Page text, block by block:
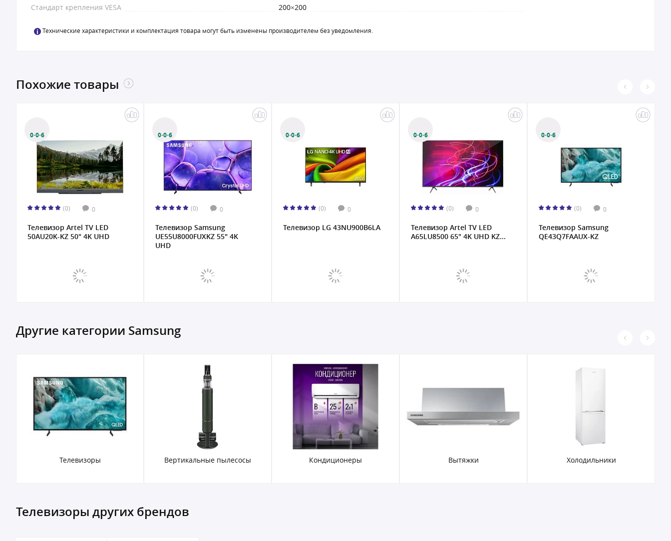
Стандарт крепления VESA
200×200
Технические характеристики и комплектация товара могут быть изменены производителем без уведомления.
Похожие товары
TV LED
4K UHD
Телевизор Samsung
UE55U8000FUXKZ 55" 4K
Телевизор LG 43NU900B6LA
Телевизор Artel TV LED
A65LU8500 65" 4K UHD KZ...
Телевизор Samsung
QE43Q7FAAUX-KZ
Телевизор Artel TV
43AU20H-KZ 43" Full
Другие категории Samsung
Телевизоры Вертикальные пылесосы Кондиционеры Вытяжки Холодильники
Телевизоры других брендов